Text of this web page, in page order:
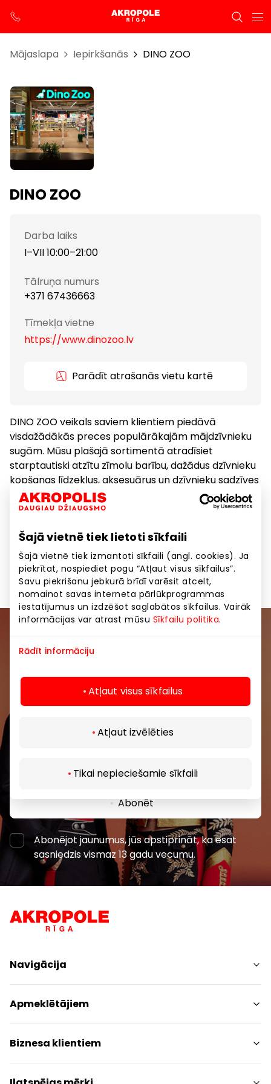
Šajā vietnē tiek lietoti sīkfaili
Šajā vietnē tiek izmantoti sīkfaili (angl. cookies). Ja
piekrītat, nospiediet pogu “Atļaut visus sīkfailus”.
Savu piekrišanu jebkurā brīdī varēsit atcelt,
nomainot savas interneta pārlūkprogrammas
iestatījumus un izdzēšot saglabātos sīkfailus. Vairāk
informācijas var atrast mūsu Sīkfailu politika.
Rādīt informāciju
Atļaut visus sīkfailus
Atļaut izvēlēties
Tikai nepieciešamie sīkfaili
Mājaslapa Iepirkšanās DINO ZOO
DINO ZOO
Darba laiks
I–VII 10:00–21:00
Tālruņa numurs
+371 67436663
Tīmekļa vietne
https://www.dinozoo.lv
Parādīt atrašanās vietu kartē
DINO ZOO veikals saviem klientiem piedāvā
visdažādākās preces populārākajām mājdzīvnieku
sugām. Mūsu plašajā sortimentā atradīsiet
starptautiski atzītu zīmolu barību, dažādus dzīvnieku
kopšanas līdzekļus, aksesuārus un dzīvnieku sadzīves
priekšmetus. Saviem pastāvīgajiem pircējiem
piedāvājam ZELTA KLIENTA KARTI, kas sniedz virkni
Pārtikas preces un dzērieni Preces
Pievienojieties mūsu kopienai
pasākumiem un jaunāko informāciju iepirkšanās un
izklaides centros “AKROPOLE Alfa” un “AKROPOLE
Abonēt
Abonējot jaunumus, jūs apstiprināt, ka esat
sasniedzis vismaz 13 gadu vecumu.
Navigācija
Iepirkšanās
Pakalpojumi
Izklaides
Restorāni
Apmeklētājiem
Centra plāns
Dzīvniekiem draudzīgs
Kontakti
Biznesa klientiem
Kontakti